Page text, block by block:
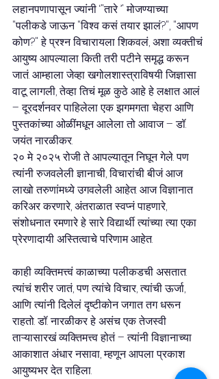
लहानपणापासून ज्यांनी ‘"तारे ’' मोजण्याच्या
"पलीकडे जाऊन "विश्व कसं तयार झालं?", "आपण
कोण?" हे प्रश्न विचारायला शिकवलं, अशा व्यक्तीचं
आयुष्य आपल्याला किती तरी पटीने समृद्ध करून
जातं. आम्हाला जेव्हा खगोलशास्त्राविषयी जिज्ञासा
वाटू लागली, तेव्हा तिचं मूळ कुठे आहे हे लक्षात आलं
– दूरदर्शनवर पाहिलेला एक झगमगता चेहरा आणि
पुस्तकांच्या ओळींमधून आलेला तो आवाज – डॉ.
जयंत नारळीकर.
२० मे २०२५ रोजी ते आपल्यातून निघून गेले. पण
त्यांनी रुजवलेली ज्ञानाची, विचारांची बीजं आज
लाखो तरुणांमध्ये उगवलेली आहेत. आज विज्ञानात
करिअर करणारे, अंतराळात स्वप्नं पाहणारे,
संशोधनात रमणारे हे सारे विद्यार्थी त्यांच्या त्या एका
प्रेरणादायी अस्तित्वाचे परिणाम आहेत.
काही व्यक्तिमत्त्वं काळाच्या पलीकडची असतात.
त्यांचं शरीर जातं, पण त्यांचे विचार, त्यांची ऊर्जा,
आणि त्यांनी दिलेलं दृष्टीकोन जगात तग धरून
राहतो. डॉ. नारळीकर हे असंच एक तेजस्वी
ताऱ्यासारखं व्यक्तिमत्त्व होतं – त्यांनी विज्ञानाच्या
आकाशात अंधार नसावा, म्हणून आपला प्रकाश
आयुष्यभर देत राहिला.